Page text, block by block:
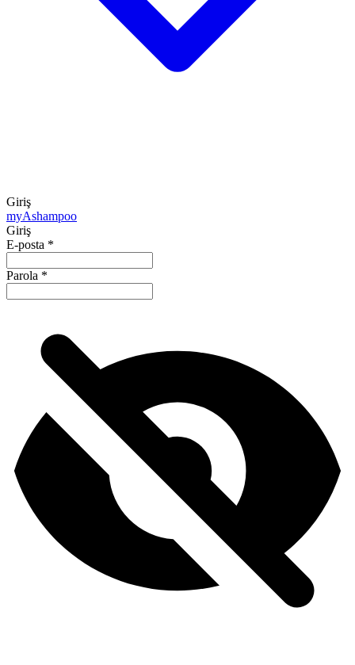
Giriş
myAshampoo
Giriş
E-posta *
Parola *